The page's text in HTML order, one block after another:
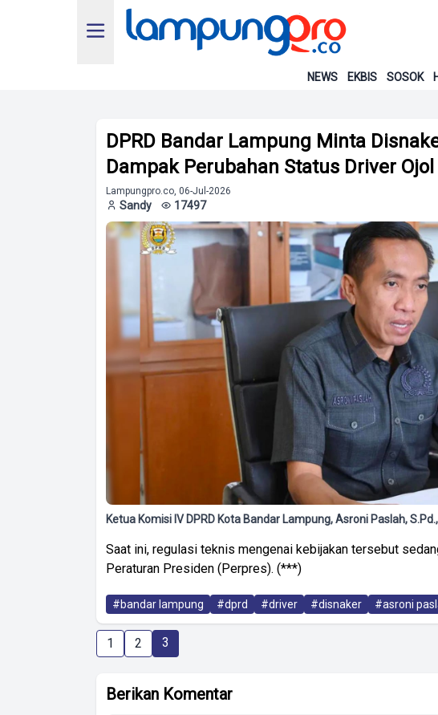
NEWS EKBIS SOSOK
DPRD Bandar Lampung Minta
Dampak Perubahan Status Driver
Lampungpro.co, 06-Jul-2026
Sandy 17497
Ketua Komisi IV DPRD Kota Bandar Lampung, Asroni Paslah,
Saat ini, regulasi teknis mengenai kebijakan tersebut
Peraturan Presiden (Perpres). (***)
#bandar lampung #dprd #driver #disnaker #asroni
1 2 3
Berikan Komentar